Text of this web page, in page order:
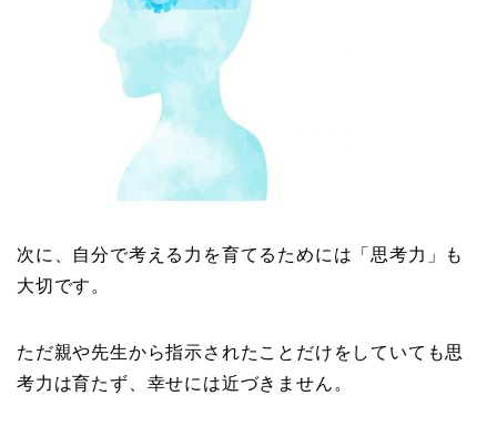
次に、自分で考える力を育てるためには「思考力」も
大切です。
ただ親や先生から指示されたことだけをしていても思
考力は育たず、幸せには近づきません。